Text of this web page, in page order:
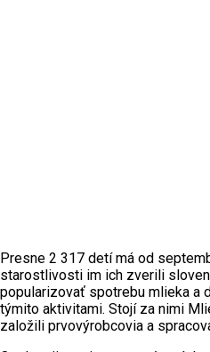
Presne 2 317 detí má od
starostlivosti im ich zverili
popularizovať spotrebu mlieka a
týmito aktivitami. Stojí za nimi
založili prvovýrobcovia a